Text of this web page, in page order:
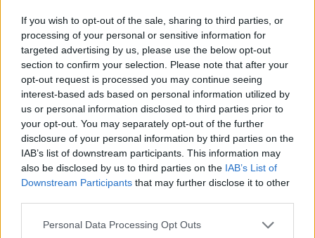
If you wish to opt-out of the sale, sharing to third parties, or
processing of your personal or sensitive information for
targeted advertising by us, please use the below opt-out
section to confirm your selection. Please note that after your
opt-out request is processed you may continue seeing
interest-based ads based on personal information utilized by
us or personal information disclosed to third parties prior to
your opt-out. You may separately opt-out of the further
disclosure of your personal information by third parties on the
IAB’s list of downstream participants. This information may
also be disclosed by us to third parties on the IAB’s List of
Downstream Participants that may further disclose it to other
Personal Data Processing Opt Outs
településeinket – Podcast
PODCAST 2 perc
Holnapután